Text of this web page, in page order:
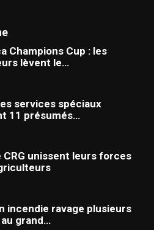
Champions Cup : les
lèvent le…
services spéciaux
11 présumés…
CRG unissent leurs forces
incendie ravage plusieurs
grand…